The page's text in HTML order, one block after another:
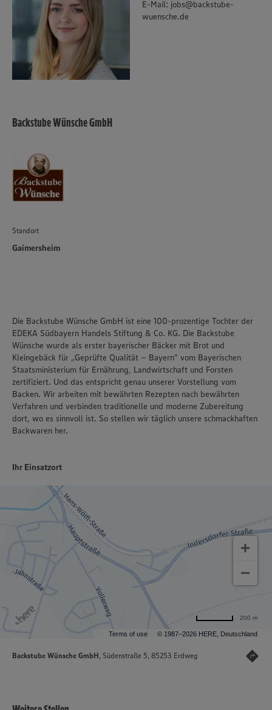
E-Mail: jobs@backstube-
wuensche.de
Backstube Wünsche GmbH
Standort
Gaimersheim
Die Backstube Wünsche GmbH ist eine 100-prozentige Tochter der
EDEKA Südbayern Handels Stiftung & Co. KG. Die Backstube
Wünsche wurde als erster bayerischer Bäcker mit Brot und
Kleingebäck für „Geprüfte Qualität – Bayern“ vom Bayerischen
Staatsministerium für Ernährung, Landwirtschaft und Forsten
zertifiziert. Und das entspricht genau unserer Vorstellung vom
Backen. Wir arbeiten mit bewährten Rezepten nach bewährten
Verfahren und verbinden traditionelle und moderne Zubereitung
dort, wo es sinnvoll ist. So stellen wir täglich unsere schmackhaften
Backwaren her.
Ihr Einsatzort
Terms of use © 1987–2026 HERE, Deutschland
200 m
Backstube Wünsche GmbH, Südenstraße 5, 85253 Erdweg